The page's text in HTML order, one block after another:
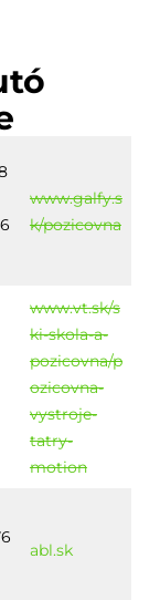
www.galfy.s
k/pozicovna
www.vt.sk/s
ki-skola-a-
pozicovna/p
ozicovna-
vystroje-
tatry-
motion
abl.sk